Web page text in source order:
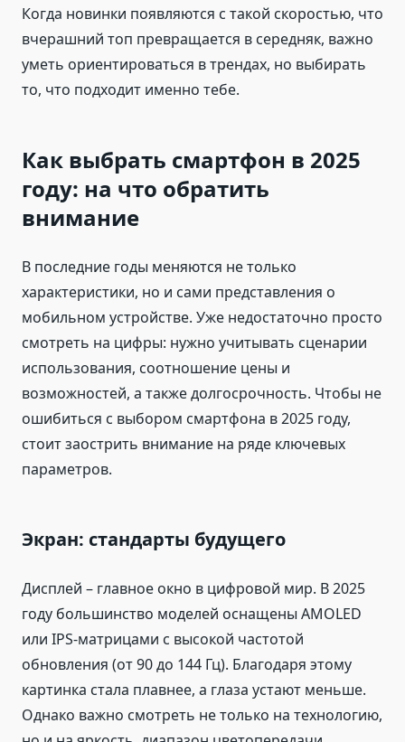
Когда новинки появляются с такой скоростью, что
вчерашний топ превращается в середняк, важно
уметь ориентироваться в трендах, но выбирать
то, что подходит именно тебе.
Как выбрать смартфон в 2025
году: на что обратить
внимание
В последние годы меняются не только
характеристики, но и сами представления о
мобильном устройстве. Уже недостаточно просто
смотреть на цифры: нужно учитывать сценарии
использования, соотношение цены и
возможностей, а также долгосрочность. Чтобы не
ошибиться с выбором смартфона в 2025 году,
стоит заострить внимание на ряде ключевых
параметров.
Экран: стандарты будущего
Дисплей – главное окно в цифровой мир. В 2025
году большинство моделей оснащены AMOLED
или IPS-матрицами с высокой частотой
обновления (от 90 до 144 Гц). Благодаря этому
картинка стала плавнее, а глаза устают меньше.
Однако важно смотреть не только на технологию,